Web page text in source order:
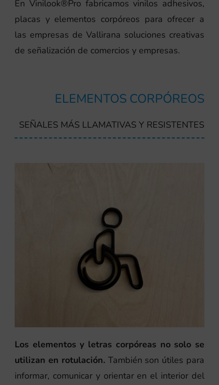
En Vinilook®Pro fabricamos vinilos adhesivos,
placas y elementos corpóreos para ofrecer a
las empresas de Vallirana soluciones creativas
de señalización de comercios y empresas.
ELEMENTOS CORPÓREOS
SEÑALES MÁS LLAMATIVAS Y RESISTENTES
Los elementos y letras corpóreas no solo se
utilizan en rotulación.También son útiles para
informar, comunicar y orientar en el interior del